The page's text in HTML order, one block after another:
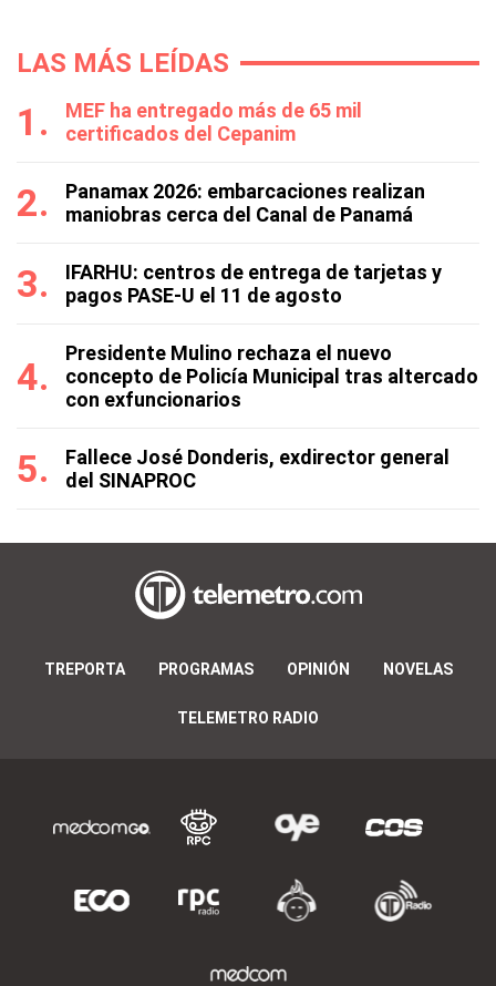
LAS MÁS LEÍDAS
MEF ha entregado más de 65 mil
certificados del Cepanim
Panamax 2026: embarcaciones realizan
maniobras cerca del Canal de Panamá
IFARHU: centros de entrega de tarjetas y
pagos PASE-U el 11 de agosto
Presidente Mulino rechaza el nuevo
concepto de Policía Municipal tras altercado
con exfuncionarios
Fallece José Donderis, exdirector general
del SINAPROC
TREPORTA PROGRAMAS OPINIÓN NOVELAS
TELEMETRO RADIO